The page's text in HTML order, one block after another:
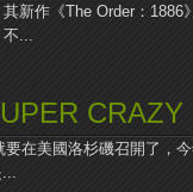
新作《The Order：1886
不...
CRAZY
在美國洛杉磯召開了，